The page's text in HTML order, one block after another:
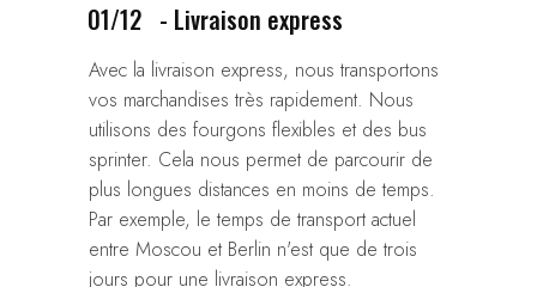
- Livraison express
01/12
Avec la livraison express, nous transportons
vos marchandises très rapidement. Nous
utilisons des fourgons flexibles et des bus
sprinter. Cela nous permet de parcourir de
plus longues distances en moins de temps.
Par exemple, le temps de transport actuel
entre Moscou et Berlin n'est que de trois
jours pour une livraison express.